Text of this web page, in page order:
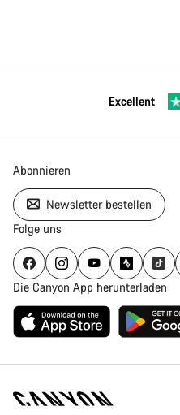
Excellent
Abonnieren
Newsletter bestellen
Folge uns
Die Canyon App herunterladen